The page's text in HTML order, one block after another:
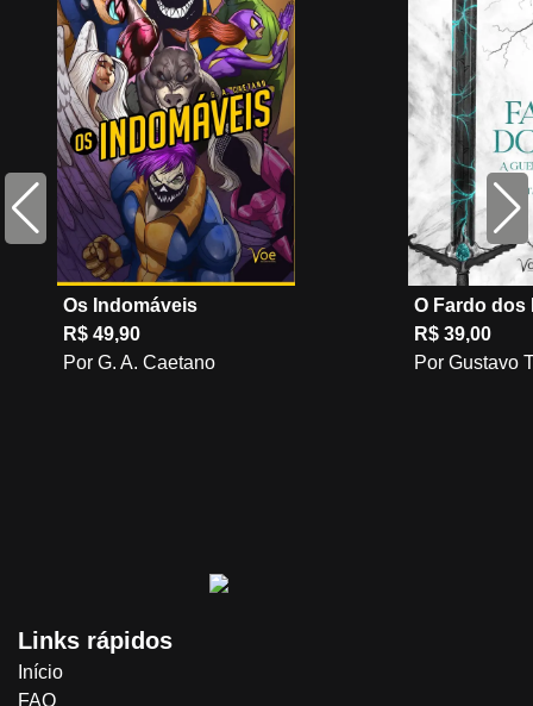
Os Indomáveis
R$ 49,90
Por G. A. Caetano
O Fardo dos
R$ 39,00
Por Gustavo
Links rápidos
Início
FAQ